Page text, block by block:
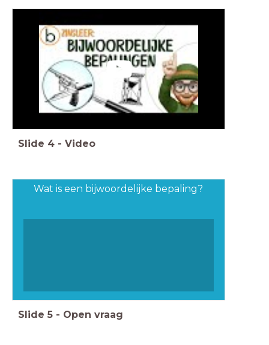
Slide 4 - Video
Wat is een bijwoordelijke bepaling?
Slide 5 - Open vraag